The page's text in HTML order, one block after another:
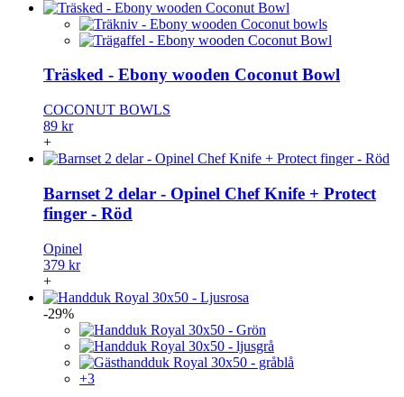
Träsked - Ebony wooden Coconut Bowl
COCONUT BOWLS
89 kr
+
Barnset 2 delar - Opinel Chef Knife + Protect
finger - Röd
Opinel
379 kr
+
-29%
+3